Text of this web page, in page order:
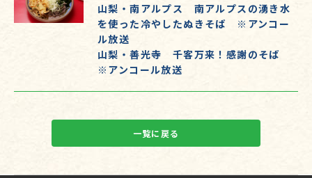
山梨・南アルプス 南アルプスの湧き水
を使った冷やしたぬきそば ※アンコー
ル放送
山梨・善光寺 千客万来！感謝のそば
※アンコール放送
一覧に戻る